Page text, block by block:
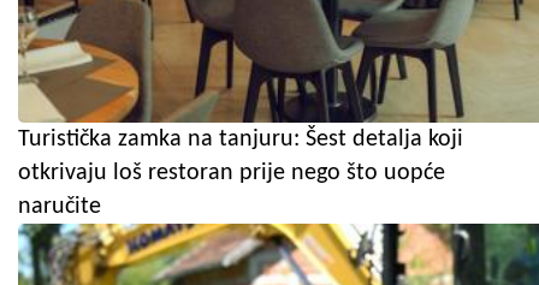
Turistička zamka na tanjuru: Šest detalja koji
otkrivaju loš restoran prije nego što uopće
naručite